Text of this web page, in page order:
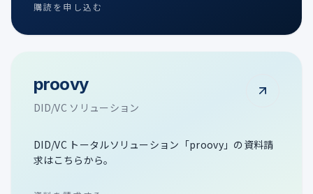
購読を申し込む
proovy
DID/VC ソリューション
DID/VC トータルソリューション「proovy」の資料請
求はこちらから。